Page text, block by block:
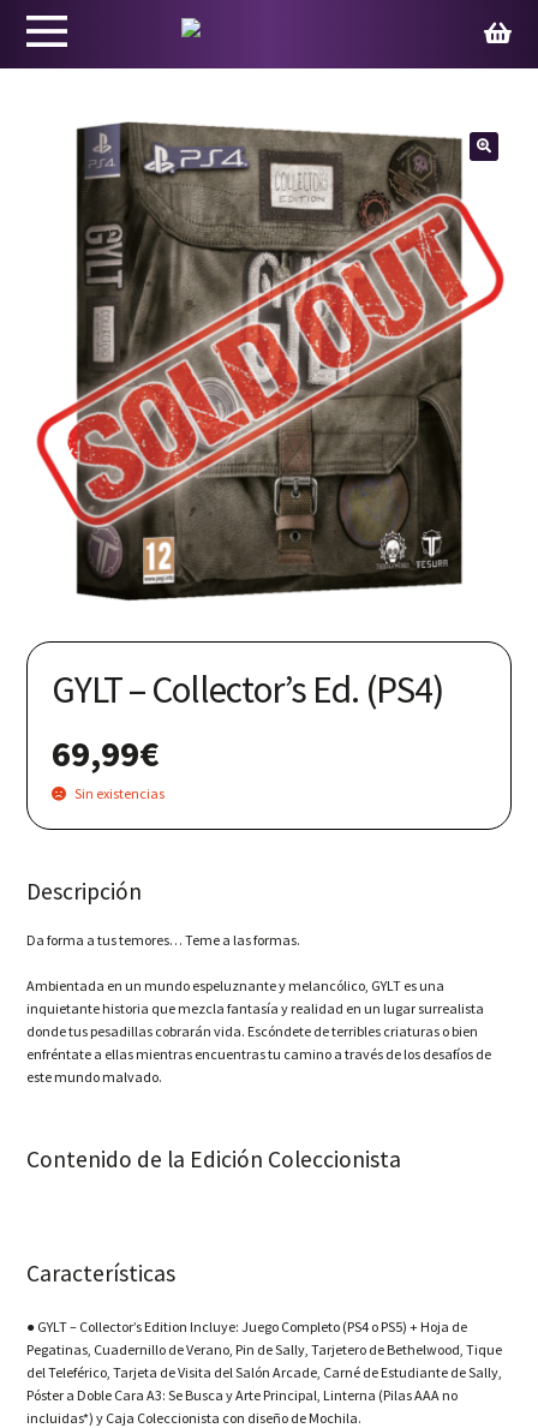
GYLT – Collector’s Ed. (PS4)
69,99€
Sin existencias
Descripción
Da forma a tus temores… Teme a las formas.
Ambientada en un mundo espeluznante y melancólico, GYLT es una
inquietante historia que mezcla fantasía y realidad en un lugar surrealista
donde tus pesadillas cobrarán vida. Escóndete de terribles criaturas o bien
enfréntate a ellas mientras encuentras tu camino a través de los desafíos de
este mundo malvado.
Contenido de la Edición Coleccionista
Características
● GYLT – Collector’s Edition Incluye: Juego Completo (PS4 o PS5) + Hoja de
Pegatinas, Cuadernillo de Verano, Pin de Sally, Tarjetero de Bethelwood, Tique
del Teleférico, Tarjeta de Visita del Salón Arcade, Carné de Estudiante de Sally,
Póster a Doble Cara A3: Se Busca y Arte Principal, Linterna (Pilas AAA no
incluidas*) y Caja Coleccionista con diseño de Mochila.
Productos
Juegos
Ed. Coleccionista
Merchandising
Contacto
Carrito
Nuestras redes: